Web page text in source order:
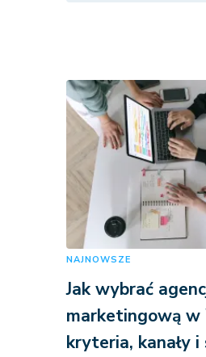
NAJNOWSZE
Jak wybrać
marketingową w
kryteria, kanały i